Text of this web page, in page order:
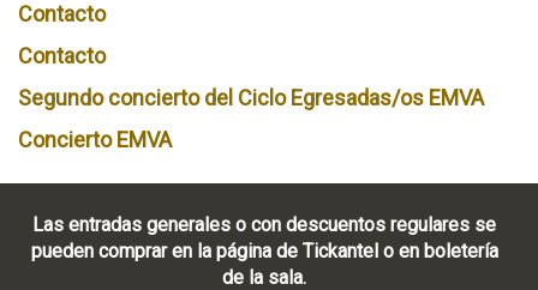
Contacto
Contacto
Segundo concierto del Ciclo Egresadas/os EMVA
Concierto EMVA
Las entradas generales o con descuentos regulares se
pueden comprar en la página de Tickantel o en boletería
de la sala.